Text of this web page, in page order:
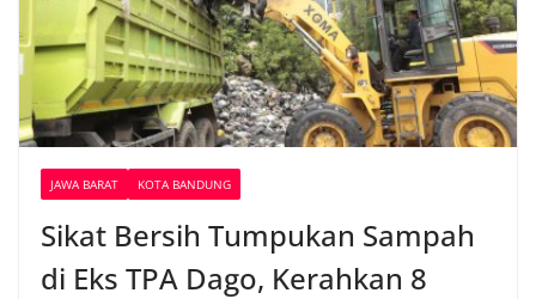
JAWA BARAT KOTA BANDUNG
Sikat Bersih Tumpukan Sampah
di Eks TPA Dago, Kerahkan 8